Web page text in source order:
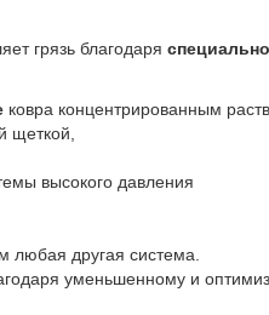
грязь благодаря
ковра концентрированным
щеткой,
высокого давления
любая другая система.
уменьшенному и